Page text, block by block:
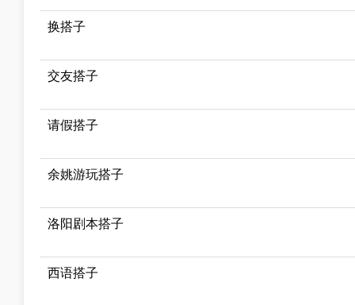
换搭子
交友搭子
请假搭子
余姚游玩搭子
洛阳剧本搭子
西语搭子